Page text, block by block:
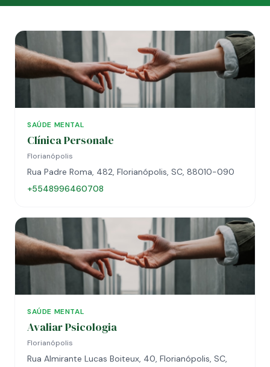
SAÚDE MENTAL
Clínica Personale
Florianópolis
Rua Padre Roma, 482, Florianópolis, SC, 88010-090
+5548996460708
SAÚDE MENTAL
Avaliar Psicologia
Florianópolis
Rua Almirante Lucas Boiteux, 40, Florianópolis, SC,